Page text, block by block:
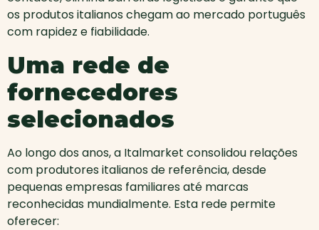
os produtos italianos chegam ao mercado português
com rapidez e fiabilidade.
Uma rede de
fornecedores
selecionados
Ao longo dos anos, a Italmarket consolidou relações
com produtores italianos de referência, desde
pequenas empresas familiares até marcas
reconhecidas mundialmente. Esta rede permite
oferecer: